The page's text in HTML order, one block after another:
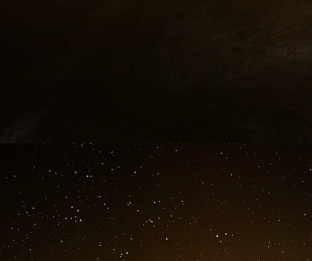
Emmanuel Macron a conduit la délégation
la soutenance du dossier français devant le
« Cet engagement traduit le soutien du
France pour l’organisation de la Coupe du
Président de la Fédération Française de
La World Rugby a exigé de chaque